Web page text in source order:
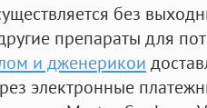
без
препараты для
и дженерикои
электронные